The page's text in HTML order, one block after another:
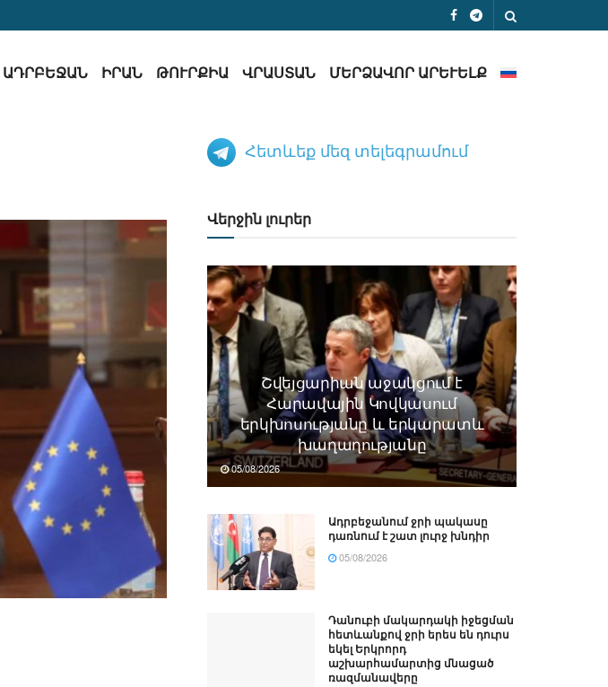
ԱԴՐԲԵՋԱՆ ԻՐԱՆ ԹՈՒՐՔԻԱ ՎՐԱՍՏԱՆ ՄԵՐՁԱՎՈՐ ԱՐԵՒԵԼՔ
Հետևեք մեզ տելեգրամում
Վերջին լուրեր
Շվեյցարիան աջակցում է
Հարավային Կովկասում
երկխոսությանը և երկարատև
խաղաղությանը
05/08/2026
Ադրբեջանում ջրի պակասը
դառնում է շատ լուրջ խնդիր
05/08/2026
Դանուբի մակարդակի իջեցման
հետևանքով ջրի երես են դուրս
եկել Երկրորդ
աշխարհամարտից մնացած
ռազմանավերը